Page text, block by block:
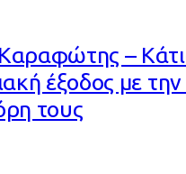
–
έξοδος με
τους